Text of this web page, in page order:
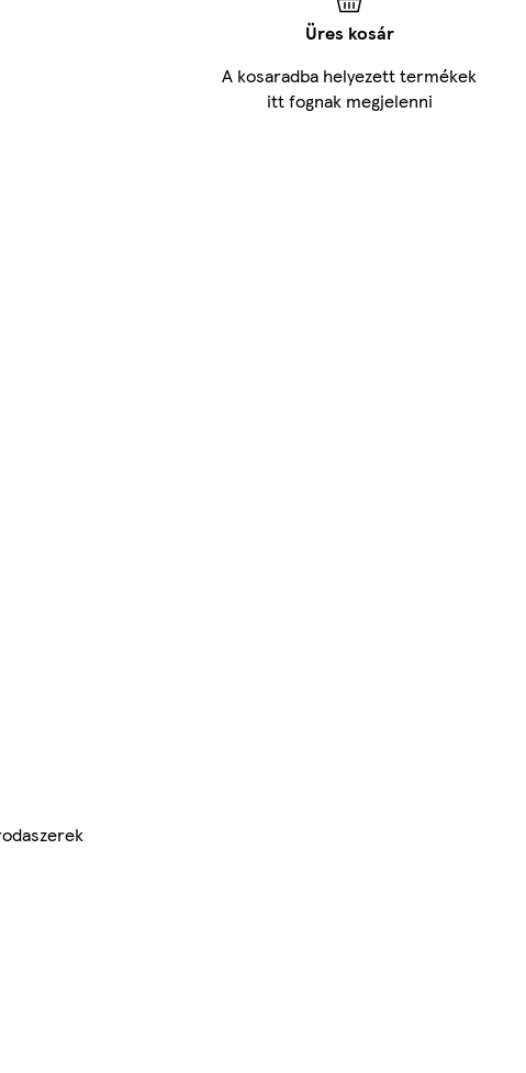
Üres kosár
A kosaradba helyezett termékek
itt fognak megjelenni